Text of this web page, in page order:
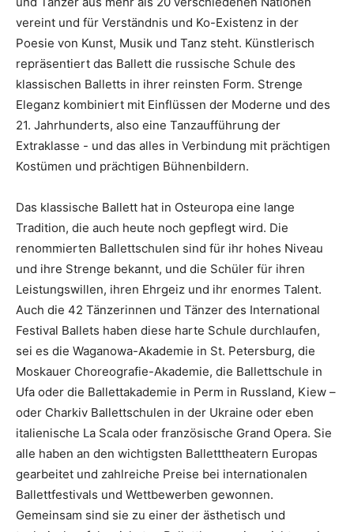
vereint und für Verständnis und Ko-Existenz in der
Poesie von Kunst, Musik und Tanz steht. Künstlerisch
repräsentiert das Ballett die russische Schule des
klassischen Balletts in ihrer reinsten Form. Strenge
Eleganz kombiniert mit Einflüssen der Moderne und des
21. Jahrhunderts, also eine Tanzaufführung der
Extraklasse - und das alles in Verbindung mit prächtigen
Kostümen und prächtigen Bühnenbildern.
Das klassische Ballett hat in Osteuropa eine lange
Tradition, die auch heute noch gepflegt wird. Die
renommierten Ballettschulen sind für ihr hohes Niveau
und ihre Strenge bekannt, und die Schüler für ihren
Leistungswillen, ihren Ehrgeiz und ihr enormes Talent.
Auch die 42 Tänzerinnen und Tänzer des International
Festival Ballets haben diese harte Schule durchlaufen,
sei es die Waganowa-Akademie in St. Petersburg, die
Moskauer Choreografie-Akademie, die Ballettschule in
Ufa oder die Ballettakademie in Perm in Russland, Kiew –
oder Charkiv Ballettschulen in der Ukraine oder eben
italienische La Scala oder französische Grand Opera. Sie
alle haben an den wichtigsten Balletttheatern Europas
gearbeitet und zahlreiche Preise bei internationalen
Ballettfestivals und Wettbewerben gewonnen.
Gemeinsam sind sie zu einer der ästhetisch und